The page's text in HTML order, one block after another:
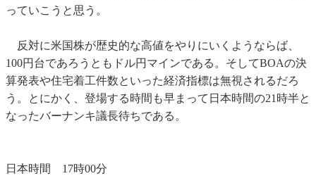
っていこうと思う。
反対に米国株が歴史的な高値をやりにいくようならば、
100円台であろうともドル円マインである。そしてBOAの決
算発表や住宅着工件数といった経済指標は無視されるだろ
う。とにかく、登場する時間も早まって日本時間の21時半と
なったバーナンキ議長待ちである。
日本時間 17時00分